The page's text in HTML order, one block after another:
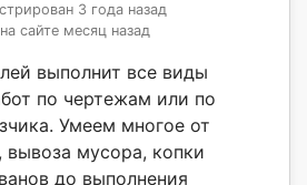
3 года назад
сайте месяц назад
выполнит все виды
по чертежам или по
Умеем многое от
вывоза мусора, копки
до выполнения